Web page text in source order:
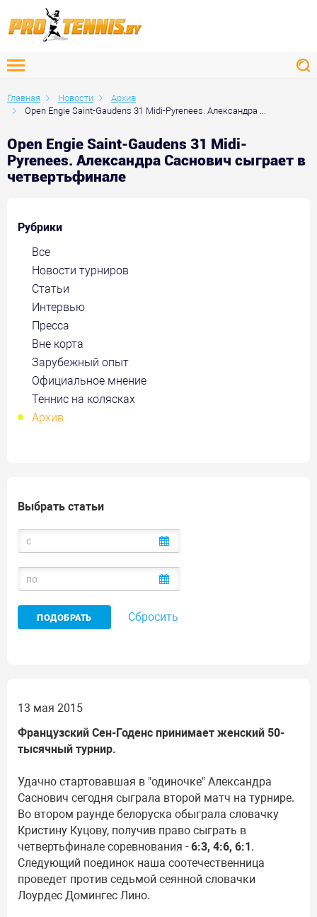
Главная Новости
Архив
Open Engie Saint-Gaudens 31 Midi-Pyrenees. Александра ...
Open Engie Saint-Gaudens 31 Midi-
Pyrenees. Александра Саснович сыграет в
четвертьфинале
Рубрики
Все
Новости турниров
Статьи
Интервью
Пресса
Вне корта
Зарубежный опыт
Официальное мнение
Теннис на колясках
Архив
Выбрать статьи
Сбросить
13 мая 2015
Французский Сен-Годенс принимает женский 50-
тысячный турнир.
Удачно стартовавшая в "одиночке" Александра
Саснович сегодня сыграла второй матч на турнире.
Во втором раунде белоруска обыграла словачку
Кристину Куцову, получив право сыграть в
четвертьфинале соревнования - 6:3, 4:6, 6:1.
Следующий поединок наша соотечественница
проведет против седьмой сеянной словачки
Лоурдес Домингес Лино.